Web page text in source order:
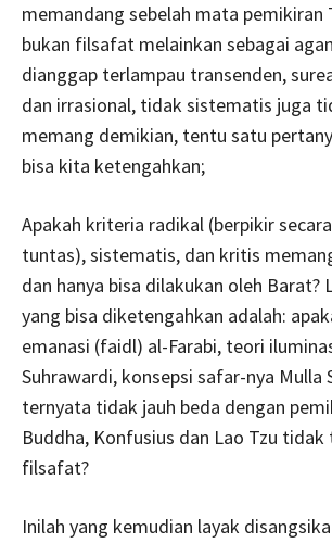
memandang sebelah mata pemikiran
bukan filsafat melainkan sebagai
dianggap terlampau transenden,
dan irrasional, tidak sistematis juga
memang demikian, tentu satu
bisa kita ketengahkan;
Apakah kriteria radikal (berpikir
tuntas), sistematis, dan kritis
dan hanya bisa dilakukan oleh Barat?
yang bisa diketengahkan adalah:
emanasi (faidl) al-Farabi, teori
Suhrawardi, konsepsi safar-nya Mulla
ternyata tidak jauh beda dengan
Buddha, Konfusius dan Lao Tzu tidak
filsafat?
Inilah yang kemudian layak